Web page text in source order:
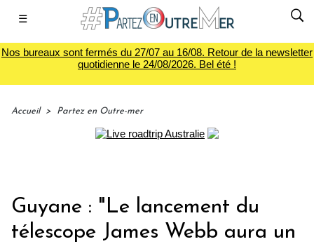
☰
Nos bureaux sont fermés du 27/07 au 16/08. Retour de la newsletter
quotidienne le 24/08/2026. Bel été !
Accueil > Partez en Outre-mer
Guyane : "Le lancement du
télescope James Webb aura un